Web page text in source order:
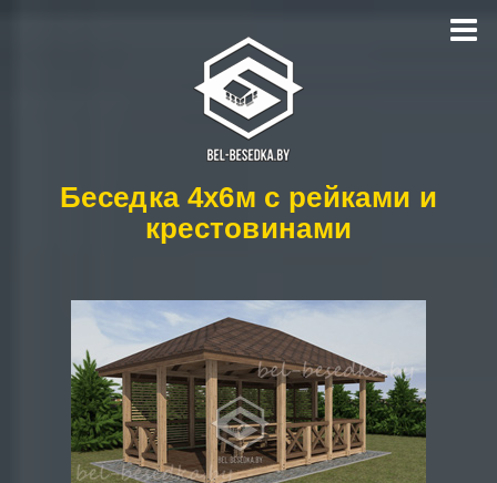
БЕСЕДКИ
КОНТАКТЫ
Беседка 4x6м с рейками и
крестовинами